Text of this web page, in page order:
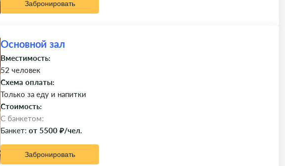
Забронировать
Основной зал
Вместимость:
52 человек
Схема оплаты:
Только за еду и напитки
Стоимость:
C банкетом:
Банкет: от 5500 ₽/чел.
Забронировать